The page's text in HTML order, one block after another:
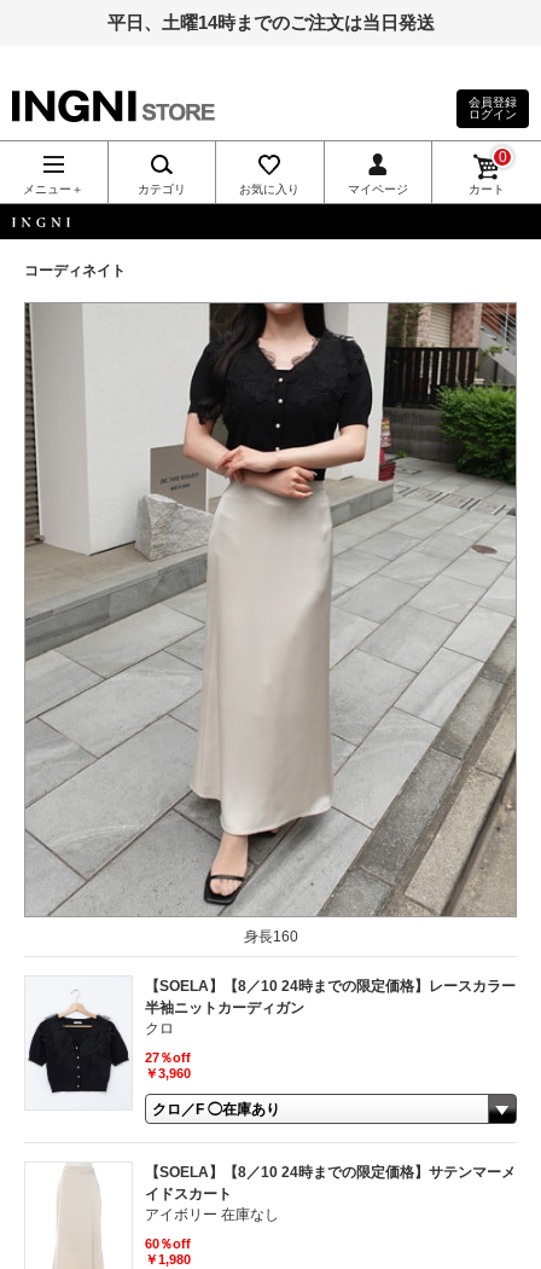
平日、土曜14時までのご注文は当日発送
INGNI（イン
グ）公式通
販｜INGNI
STORE
会員登録
ログイン
メニュー＋ カテゴリ お気に入り マイページ カート
0
コーディネイト
身長160
【SOELA】【8／10 24時までの限定価格】レースカラー
半袖ニットカーディガン
クロ
27％off
￥3,960
【SOELA】【8／10 24時までの限定価格】サテンマーメ
イドスカート
アイボリー 在庫なし
60％off
￥1,980